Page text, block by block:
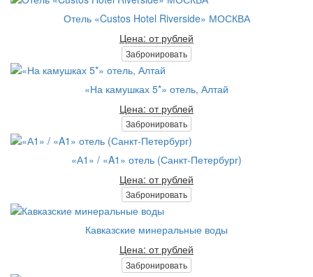
Отель «Custos Hotel Riverside» МОСКВА
Цена: от рублей
Забронировать
«На камушках 5*» отель, Алтай
Цена: от рублей
Забронировать
«А1» / «A1» отель (Санкт-Петербург)
Цена: от рублей
Забронировать
Кавказские минеральные воды
Цена: от рублей
Забронировать